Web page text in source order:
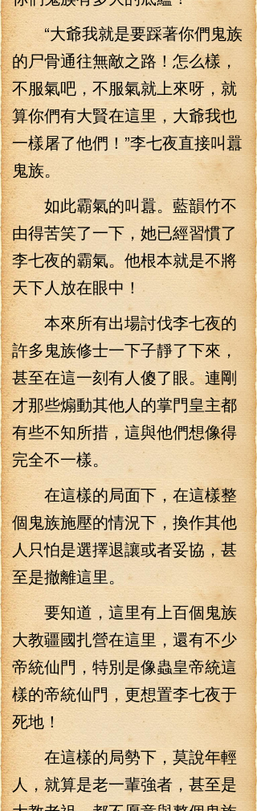
“大爺我就是要踩著你們鬼族
的尸骨通往無敵之路！怎么樣，
不服氣吧，不服氣就上來呀，就
算你們有大賢在這里，大爺我也
一樣屠了他們！”李七夜直接叫囂
鬼族。
如此霸氣的叫囂。藍韻竹不
由得苦笑了一下，她已經習慣了
李七夜的霸氣。他根本就是不將
天下人放在眼中！
本來所有出場討伐李七夜的
許多鬼族修士一下子靜了下來，
甚至在這一刻有人傻了眼。連剛
才那些煽動其他人的掌門皇主都
有些不知所措，這與他們想像得
完全不一樣。
在這樣的局面下，在這樣整
個鬼族施壓的情況下，換作其他
人只怕是選擇退讓或者妥協，甚
至是撤離這里。
要知道，這里有上百個鬼族
大教疆國扎營在這里，還有不少
帝統仙門，特別是像蟲皇帝統這
樣的帝統仙門，更想置李七夜于
死地！
在這樣的局勢下，莫說年輕
人，就算是老一輩強者，甚至是